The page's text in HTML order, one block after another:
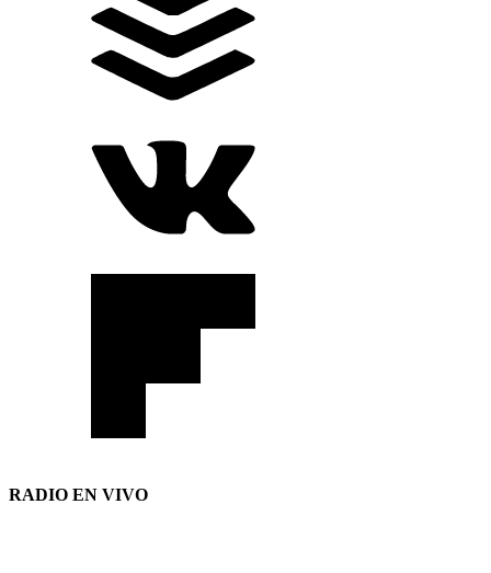
RADIO EN VIVO